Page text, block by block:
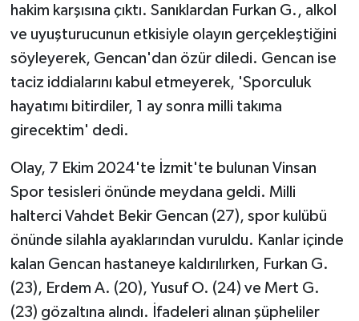
hakim karşısına çıktı. Sanıklardan Furkan G., alkol
ve uyuşturucunun etkisiyle olayın gerçekleştiğini
söyleyerek, Gencan'dan özür diledi. Gencan ise
taciz iddialarını kabul etmeyerek, 'Sporculuk
hayatımı bitirdiler, 1 ay sonra milli takıma
girecektim' dedi.
Olay, 7 Ekim 2024'te İzmit'te bulunan Vinsan
Spor tesisleri önünde meydana geldi. Milli
halterci Vahdet Bekir Gencan (27), spor kulübü
önünde silahla ayaklarından vuruldu. Kanlar içinde
kalan Gencan hastaneye kaldırılırken, Furkan G.
(23), Erdem A. (20), Yusuf O. (24) ve Mert G.
(23) gözaltına alındı. İfadeleri alınan şüpheliler